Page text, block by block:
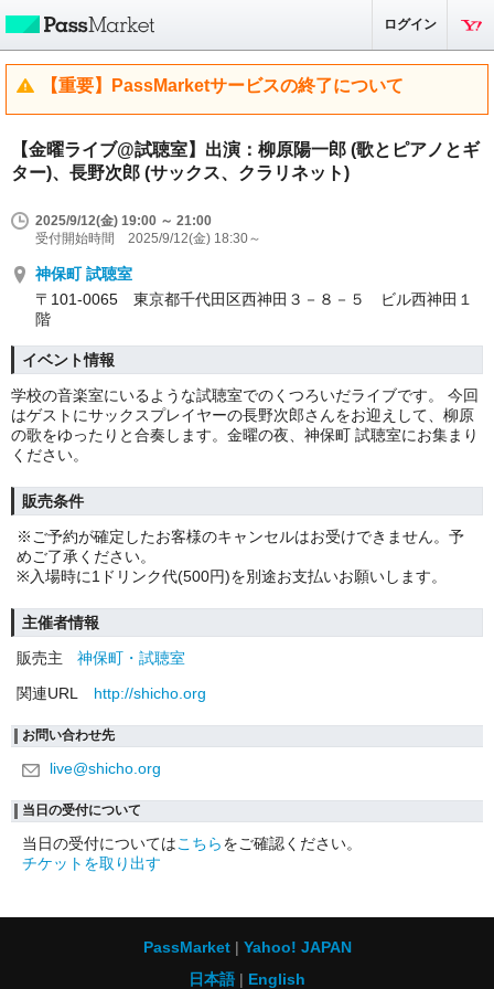
ログイン
【重要】PassMarketサービスの終了について
【金曜ライブ@試聴室】出演：柳原陽一郎 (歌とピアノとギ
ター)、長野次郎 (サックス、クラリネット)
2025/9/12(金) 19:00 ～ 21:00
受付開始時間 2025/9/12(金) 18:30～
神保町 試聴室
〒101-0065 東京都千代田区西神田３－８－５ ビル西神田１
階
イベント情報
学校の音楽室にいるような試聴室でのくつろいだライブです。 今回
はゲストにサックスプレイヤーの長野次郎さんをお迎えして、柳原
の歌をゆったりと合奏します。金曜の夜、神保町 試聴室にお集まり
ください。
販売条件
※ご予約が確定したお客様のキャンセルはお受けできません。予
めご了承ください。
※入場時に1ドリンク代(500円)を別途お支払いお願いします。
主催者情報
販売主
神保町・試聴室
関連URL
http://shicho.org
お問い合わせ先
live@shicho.org
当日の受付について
当日の受付についてはこちらをご確認ください。
チケットを取り出す
PassMarket
Yahoo! JAPAN
日本語
English